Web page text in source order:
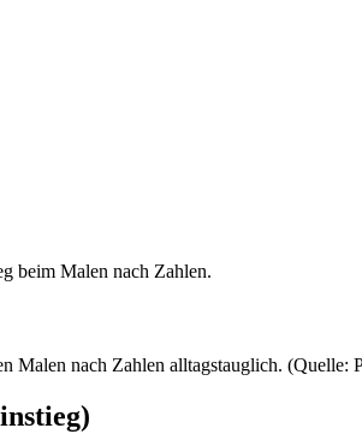
Malen nach Zahlen alltagstauglich. (Quelle: